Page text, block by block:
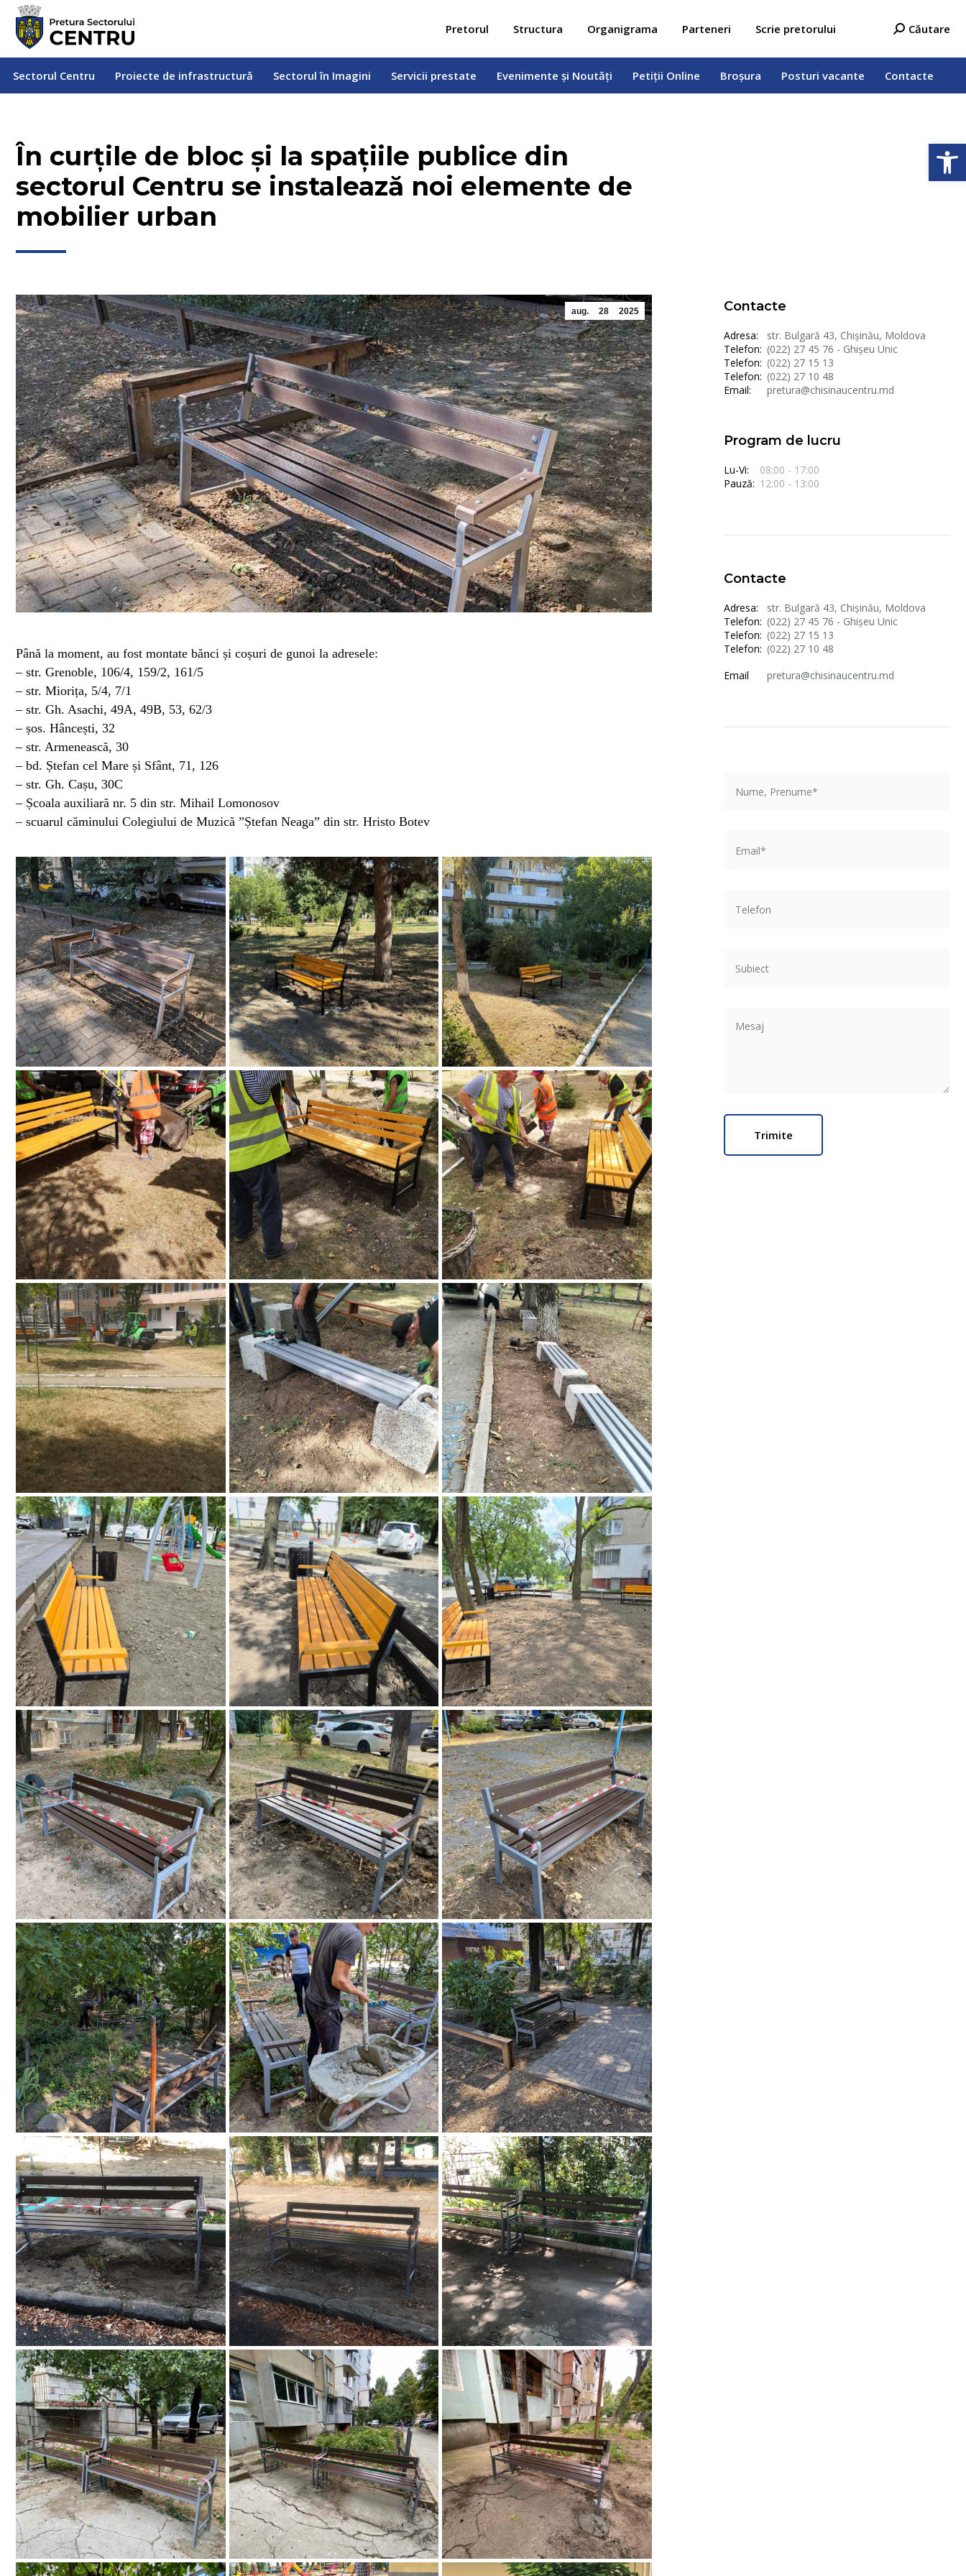
Pretorul Structura Organigrama Parteneri Scrie pretorului Search:
Căutare
Sectorul Centru Proiecte de infrastructură Sectorul în Imagini Servicii prestate Evenimente și Noutăți Petiții Online Broșura Posturi vacante Contacte
În curțile de bloc și la spațiile publice din
sectorul Centru se instalează noi elemente de
mobilier urban
aug. 28 2025
Până la moment, au fost montate bănci și coșuri de gunoi la adresele:
– str. Grenoble, 106/4, 159/2, 161/5
– str. Miorița, 5/4, 7/1
– str. Gh. Asachi, 49A, 49B, 53, 62/3
– șos. Hâncești, 32
– str. Armenească, 30
– bd. Ștefan cel Mare și Sfânt, 71, 126
– str. Gh. Cașu, 30C
– Școala auxiliară nr. 5 din str. Mihail Lomonosov
– scuarul căminului Colegiului de Muzică ”Ștefan Neaga” din str. Hristo Botev
Contacte
Adresa:
str. Bulgară 43, Chișinău, Moldova
Telefon: (022) 27 45 76 - Ghișeu Unic
Telefon: (022) 27 15 13
Telefon: (022) 27 10 48
Email:
pretura@chisinaucentru.md
Program de lucru
Lu-Vi:
08:00 - 17:00
Pauză: 12:00 - 13:00
Contacte
Adresa:
str. Bulgară 43, Chișinău, Moldova
Telefon: (022) 27 45 76 - Ghișeu Unic
Telefon: (022) 27 15 13
Telefon: (022) 27 10 48
Email
pretura@chisinaucentru.md
Sectorul Centru Proiecte de infrastructură Servicii prestate Evenimente și Noutăți Petiții Online Broșura Posturi vacante Contacte